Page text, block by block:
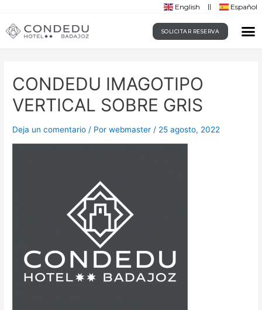
English Español
SOLICITAR RESERVA
CONDEDU IMAGOTIPO
VERTICAL SOBRE GRIS
Deja un comentario / Porwebmaster / 25 agosto, 2022